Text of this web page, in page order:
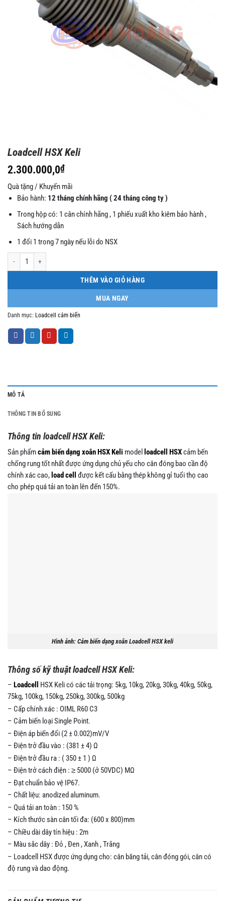
Loadcell HSX Keli
2.300.000,0₫
Quà tặng / Khuyến mãi
Bảo hành: 12 tháng chính hãng ( 24 tháng công ty )
Trong hộp có: 1 cân chính hãng , 1 phiếu xuất kho kiêm bảo hành ,
Sách hướng dẫn
1 đổi 1 trong 7 ngày nếu lỗi do NSX
Loadcell HSX Keli số lượng
THÊM VÀO GIỎ HÀNG
MUA NGAY
Danh mục: Loadcell cảm biến
MÔ TẢ
THÔNG TIN BỔ SUNG
Thông tin loadcell HSX Keli:
Sản phẩmcảm biến dạng xoắn HSX Keli model loadcell HSXcảm bến
chống rung tốt nhất được ứng dụng chủ yếu cho cân đóng bao cần độ
chính xác cao, load cell
được kết cấu bằng thép không gỉ tuổi thọ cao
cho phép quá tải an toàn lên đến 150%.
Hình ảnh: Cảm biến dạng xoắn Loadcell HSX keli
Thông số kỹ thuật loadcell HSX Keli:
– Loadcell
HSX Keli có các tải trọng: 5kg, 10kg, 20kg, 30kg, 40kg, 50kg,
75kg, 100kg, 150kg, 250kg, 300kg, 500kg
– Cấp chính xác : OIML R60 C3
– Cảm biến loại Single Point.
– Điện áp biến đổi (2 ± 0.002)mV/V
– Điện trở đầu vào : (381 ± 4) Ω
– Điện trở đầu ra : ( 350 ± 1 ) Ω
– Điện trở cách điện : ≥ 5000 (ở 50VDC) MΩ
– Đạt chuẩn bảo vệ IP67.
– Chất liệu: anodized aluminum.
– Quá tải an toàn : 150 %
– Kích thước sàn cân tối đa: (600 x 800)mm
– Chiều dài dây tín hiệu : 2m
– Màu sắc dây : Đỏ , Đen , Xanh , Trắng
– Loadcell HSX được ứng dụng cho: cân băng tải, cân đóng gói, cân có
độ rung và dao động.